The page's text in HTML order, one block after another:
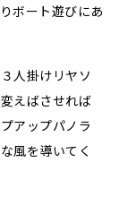
ボート遊びにあ
人掛けリヤソ
えばさせれば
アップパノラ
風を導いてく